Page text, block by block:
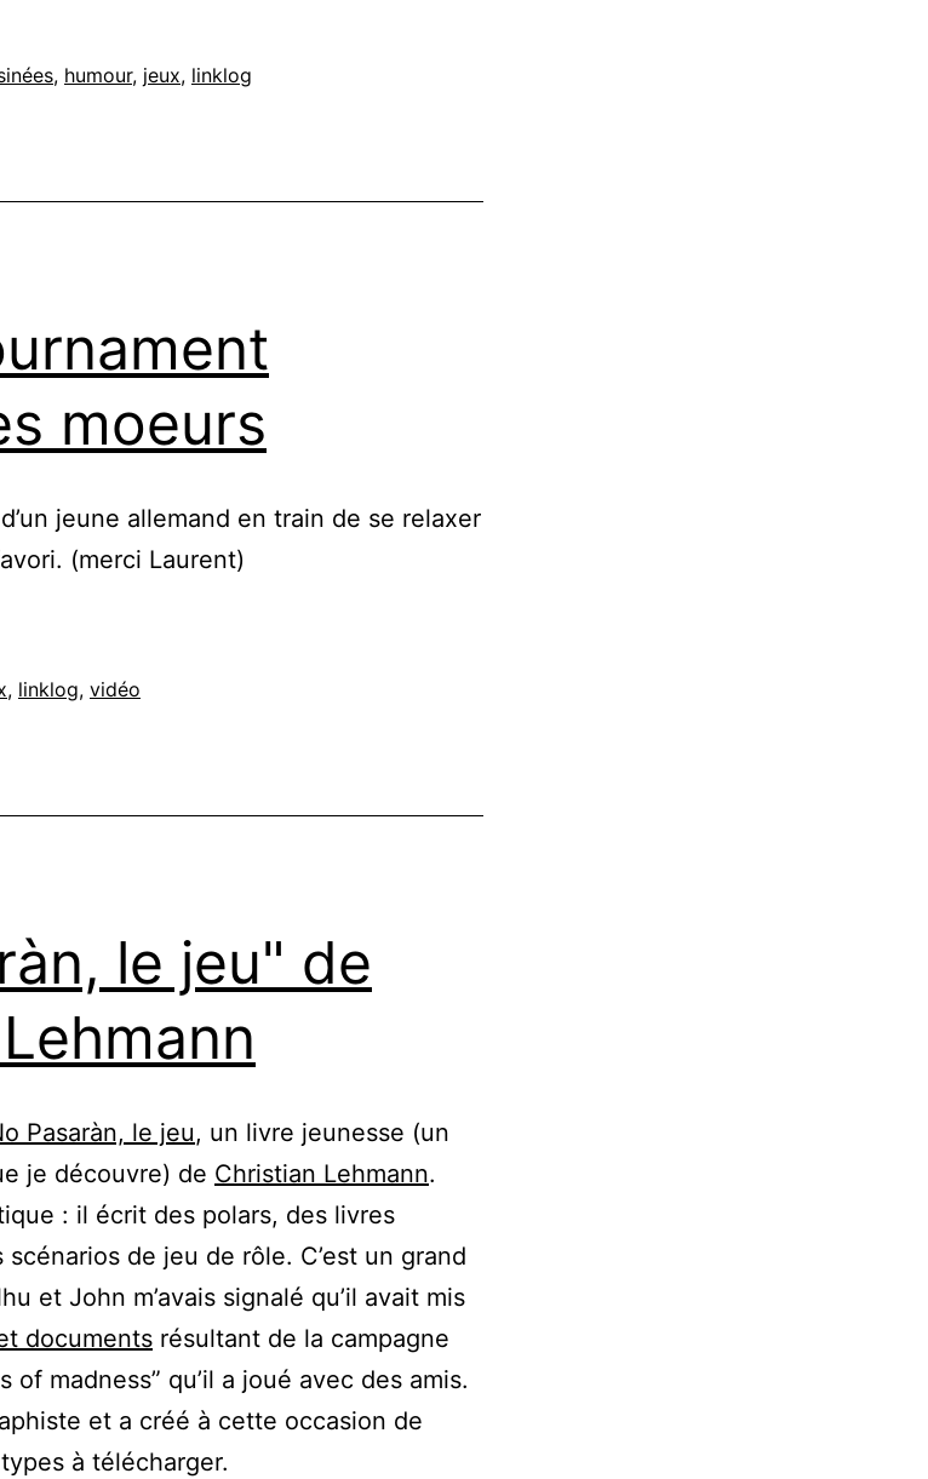
, humour, jeux, linklog
moeurs
d’un jeune allemand en train de se relaxer
(merci Laurent)
, linklog, vidéo
le jeu" de
Pasaràn, le jeu, un livre jeunesse (un
je découvre) de Christian Lehmann.
: il écrit des polars, des livres
de jeu de rôle. C’est un grand
et John m’avais signalé qu’il avait mis
documents résultant de la campagne
of madness” qu’il a joué avec des amis.
et a créé à cette occasion de
à télécharger.